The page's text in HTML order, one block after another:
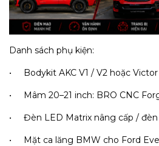
Danh sách phụ kiện:
• Bodykit AKC V1 / V2 hoặc Victor
• Mâm 20–21 inch: BRO CNC
• Đèn LED Matrix nâng cấp / đèn
• Mặt ca lăng BMW cho Ford